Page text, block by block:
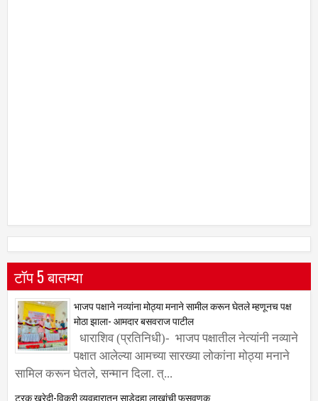
टॉप 5 बातम्या
भाजप पक्षाने नव्यांना मोठ्या मनाने सामील करून घेतले म्हणूनच पक्ष
मोठा झाला- आमदार बसवराज पाटील
धाराशिव (प्रतिनिधी)- भाजप पक्षातील नेत्यांनी नव्याने
पक्षात आलेल्या आमच्या सारख्या लोकांना मोठ्या मनाने
सामिल करून घेतले, सन्मान दिला. त्...
ट्रक खरेदी-विक्री व्यवहारातून साडेदहा लाखांची फसवणूक